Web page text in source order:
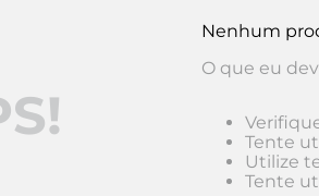
Nenhum
O que eu
Tente
Utilize
Tente